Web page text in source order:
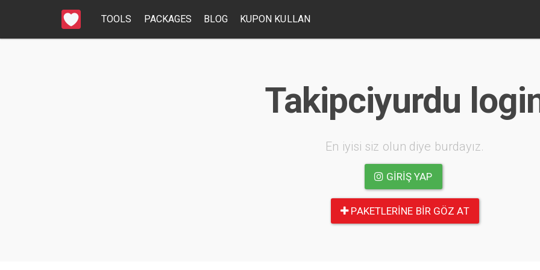
TOOLS PACKAGES BLOG KUPON KULLAN
Takipciyurdu
En iyisi siz olun diye burdayız.
GIRIŞ YAP
PAKETLERINE BIR GÖZ AT